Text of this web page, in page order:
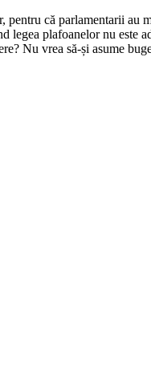
că parlamentarii au
legea plafoanelor nu este
Nu vrea să-și asume